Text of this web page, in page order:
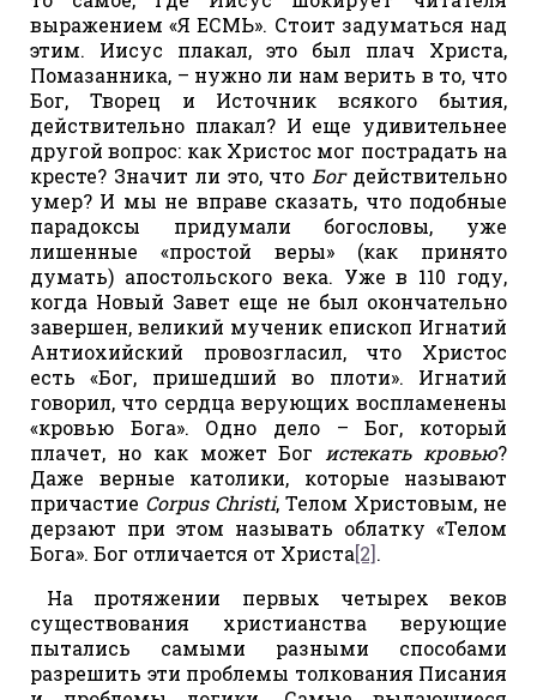
выражением «Я ЕСМЬ». Стоит задуматься над
этим. Иисус плакал, это был плач Христа,
Помазанника, – нужно ли нам верить в то, что
Бог, Творец и Источник всякого бытия,
действительно плакал? И еще удивительнее
другой вопрос: как Христос мог пострадать на
кресте? Значит ли это, что Богдействительно
умер? И мы не вправе сказать, что подобные
парадоксы придумали богословы, уже
лишенные «простой веры» (как принято
думать) апостольского века. Уже в 110 году,
когда Новый Завет еще не был окончательно
завершен, великий мученик епископ Игнатий
Антиохийский провозгласил, что Христос
есть «Бог, пришедший во плоти». Игнатий
говорил, что сердца верующих воспламенены
«кровью Бога». Одно дело – Бог, который
плачет, но как может Бог истекать кровью?
Даже верные католики, которые называют
причастие Corpus Christi, Телом Христовым, не
дерзают при этом называть облатку «Телом
Бога». Бог отличается от Христа[2].
На протяжении первых четырех веков
существования христианства верующие
пытались самыми разными способами
разрешить эти проблемы толкования Писания